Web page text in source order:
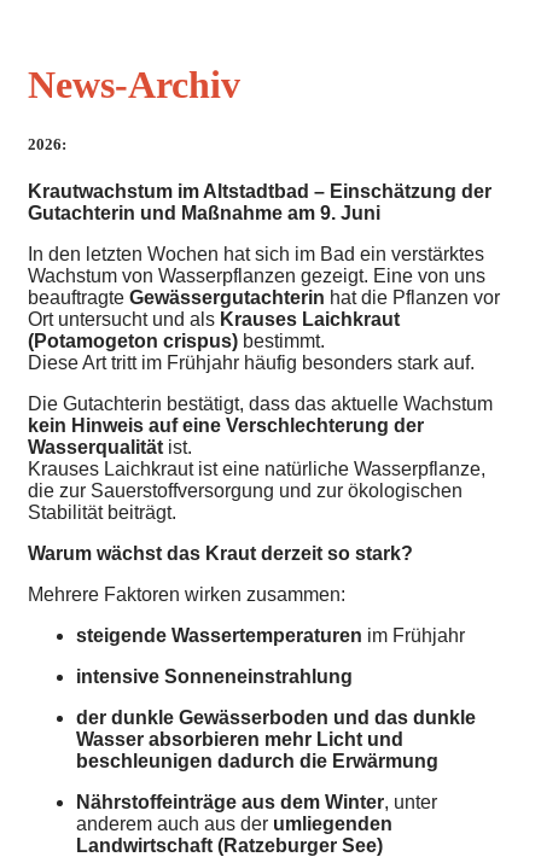
News-Archiv
2026:
Krautwachstum im Altstadtbad – Einschätzung der
Gutachterin und Maßnahme am 9. Juni
In den letzten Wochen hat sich im Bad ein verstärktes
Wachstum von Wasserpflanzen gezeigt. Eine von uns
beauftragte Gewässergutachterin hat die Pflanzen vor
Ort untersucht und als Krauses Laichkraut
(Potamogeton crispus) bestimmt.
Diese Art tritt im Frühjahr häufig besonders stark auf.
kein Hinweis auf eine Verschlechterung der
Wasserqualität ist.
Krauses Laichkraut ist eine natürliche Wasserpflanze,
die zur Sauerstoffversorgung und zur ökologischen
Stabilität beiträgt.
Warum wächst das Kraut derzeit so stark?
Mehrere Faktoren wirken zusammen:
steigende Wassertemperaturen im Frühjahr
intensive Sonneneinstrahlung
der dunkle Gewässerboden und das dunkle
Wasser absorbieren mehr Licht und
beschleunigen dadurch die Erwärmung
Nährstoffeinträge aus dem Winter, unter
anderem auch aus der umliegenden
Landwirtschaft (Ratzeburger See)